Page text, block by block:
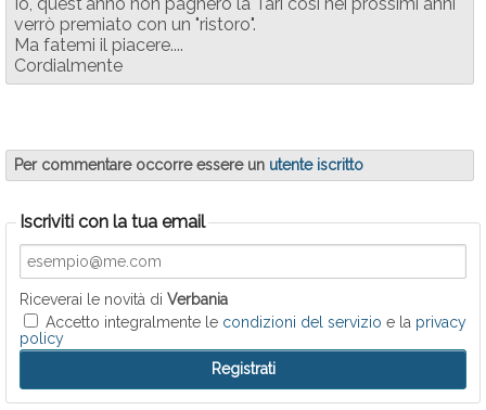
verrò premiato con un "ristoro".
Ma fatemi il piacere....
Cordialmente
Per commentare occorre essere un utente iscritto
Iscriviti con la tua email
Riceverai le novità di Verbania
Accetto integralmente le condizioni del servizio e la privacy
policy